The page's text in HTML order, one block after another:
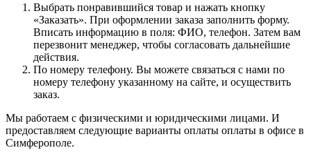
Выбрать понравившийся товар и нажать кнопку
«Заказать». При оформлении заказа заполнить форму.
Вписать информацию в поля: ФИО, телефон. Затем вам
перезвонит менеджер, чтобы согласовать дальнейшие
действия.
По номеру телефону. Вы можете связаться с нами по
номеру телефону указанному на сайте, и осуществить
заказ.
Мы работаем с физическими и юридическими лицами. И
предоставляем следующие варианты оплаты оплаты в офисе в
Симферополе.